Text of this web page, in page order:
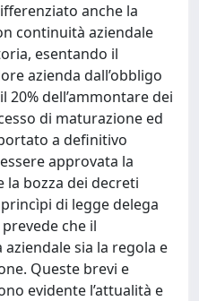
anche la
continuità aziendale
esentando il
azienda dall’obbligo
dell’ammontare dei
di maturazione ed
a definitivo
approvata la
bozza dei decreti
di legge delega
che il
sia la regola e
Queste brevi e
evidente l’attualità e